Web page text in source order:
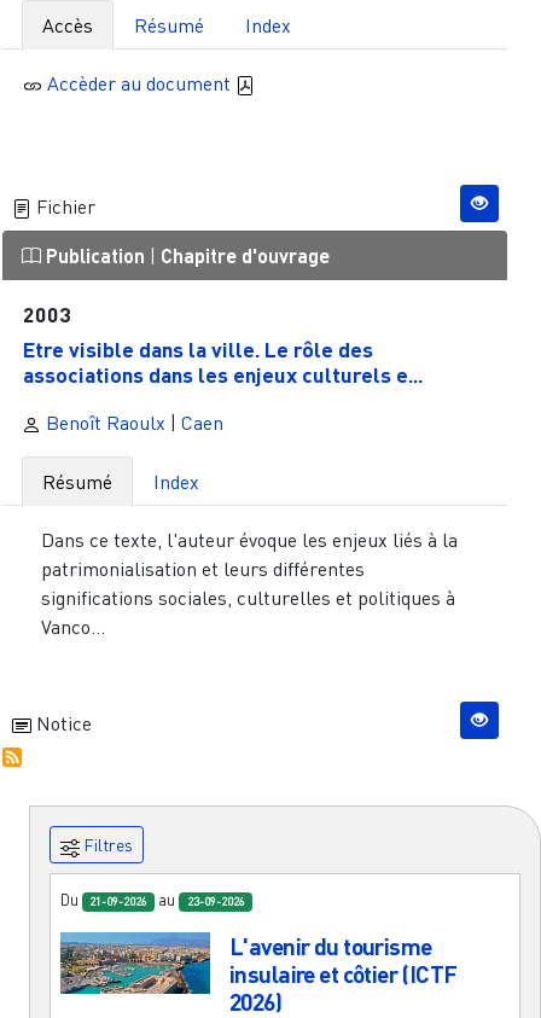
Accès Résumé Index
Accèder au document
Fichier
Publication | Chapitre d'ouvrage
2003
Etre visible dans la ville. Le rôle des
associations dans les enjeux culturels e...
Benoît Raoulx Caen
Résumé Index
Dans ce texte, l'auteur évoque les enjeux liés à la
patrimonialisation et leurs différentes
significations sociales, culturelles et politiques à
Vanco...
Notice
Filtres
Du 21-09-2026 au 23-09-2026
L'avenir du tourisme
insulaire et côtier (ICTF
2026)